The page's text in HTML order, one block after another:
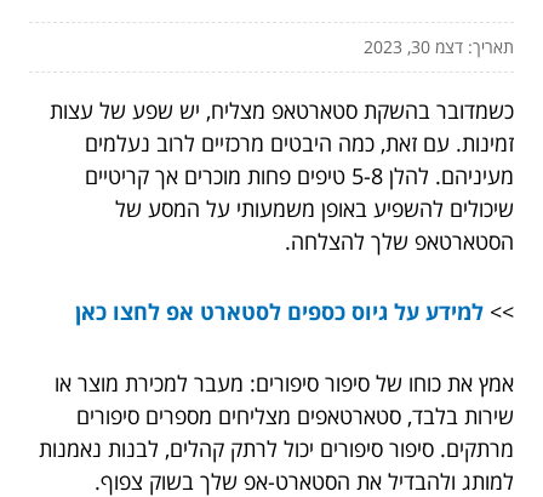
תאריך: דצמ 30, 2023
כשמדובר בהשקת סטארטאפ מצליח, יש שפע של עצות
זמינות. עם זאת, כמה היבטים מרכזיים לרוב נעלמים
מעיניהם. להלן 5-8 טיפים פחות מוכרים אך קריטיים
שיכולים להשפיע באופן משמעותי על המסע של
הסטארטאפ שלך להצלחה.
>> למידע על גיוס כספים לסטארט אפ לחצו כאן
אמץ את כוחו של סיפור סיפורים: מעבר למכירת מוצר או
שירות בלבד, סטארטאפים מצליחים מספרים סיפורים
מרתקים. סיפור סיפורים יכול לרתק קהלים, לבנות נאמנות
למותג ולהבדיל את הסטארט-אפ שלך בשוק צפוף.